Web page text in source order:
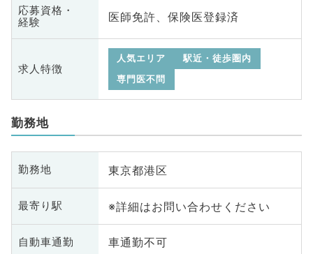
応募資格・
経験
医師免許、保険医登録済
求人特徴
人気エリア
駅近・徒歩圏内
専門医不問
勤務地
勤務地 東京都港区
最寄り駅 ※詳細はお問い合わせください
自動車通勤 車通勤不可